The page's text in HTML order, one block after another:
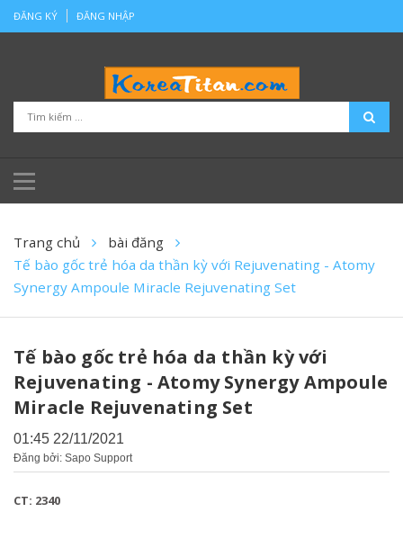
ĐĂNG KÝ ĐĂNG NHẬP
Trang chủ
bài đăng
Tế bào gốc trẻ hóa da thần kỳ với Rejuvenating - Atomy
Synergy Ampoule Miracle Rejuvenating Set
Tế bào gốc trẻ hóa da thần kỳ với
Rejuvenating - Atomy Synergy Ampoule
Miracle Rejuvenating Set
01:45 22/11/2021
Đăng bởi: Sapo Support
CT: 2340